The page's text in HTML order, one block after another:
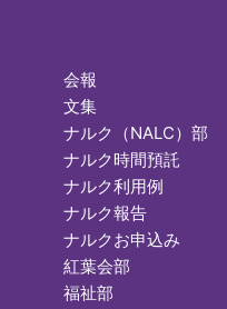
会報
文集
ナルク（NALC）部
ナルク時間預託
ナルク利用例
ナルク報告
ナルクお申込み
紅葉会部
福祉部